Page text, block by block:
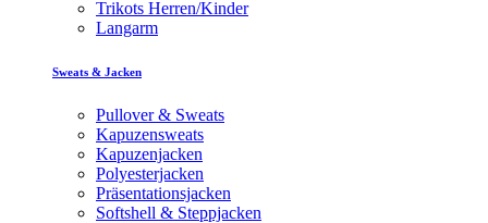
Trikots Herren/Kinder
Langarm
Sweats & Jacken
Pullover & Sweats
Kapuzensweats
Kapuzenjacken
Polyesterjacken
Präsentationsjacken
Softshell & Steppjacken